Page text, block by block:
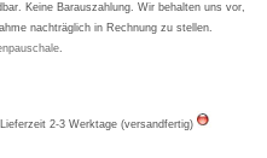
Keine Barauszahlung. Wir behalten uns vor,
nachträglich in Rechnung zu stellen.
.
Lieferzeit 2-3 Werktage (versandfertig)